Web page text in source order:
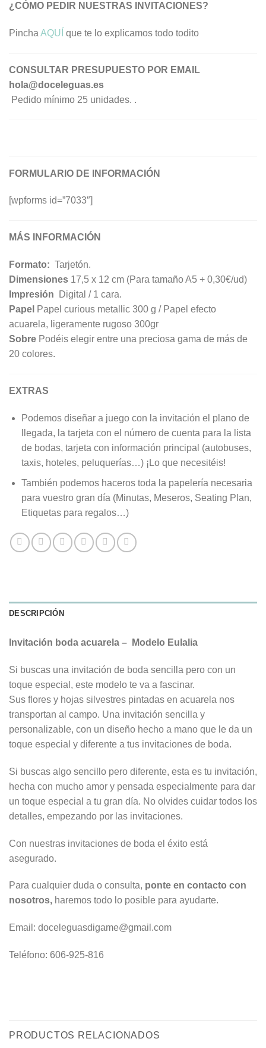
¿CÓMO PEDIR NUESTRAS INVITACIONES?
Pincha AQUÍ que te lo explicamos todo todito
CONSULTAR PRESUPUESTO POR EMAIL
hola@doceleguas.es
Pedido mínimo 25 unidades. .
FORMULARIO DE INFORMACIÓN
[wpforms id=”7033″]
MÁS INFORMACIÓN
Formato: Tarjetón.
Dimensiones 17,5 x 12 cm (Para tamaño A5 + 0,30€/ud)
Impresión
Digital / 1 cara.
Papel Papel curious metallic 300 g / Papel efecto
acuarela, ligeramente rugoso 300gr
Sobre Podéis elegir entre una preciosa gama de más de
20 colores.
EXTRAS
Podemos diseñar a juego con la invitación el plano de
llegada, la tarjeta con el número de cuenta para la lista
de bodas, tarjeta con información principal (autobuses,
taxis, hoteles, peluquerías…) ¡Lo que necesitéis!
También podemos haceros toda la papelería necesaria
para vuestro gran día (Minutas, Meseros, Seating Plan,
Etiquetas para regalos…)
DESCRIPCIÓN
Invitación boda acuarela – Modelo Eulalia
Si buscas una invitación de boda sencilla pero con un
toque especial, este modelo te va a fascinar.
Sus flores y hojas silvestres pintadas en acuarela nos
transportan al campo. Una invitación sencilla y
personalizable, con un diseño hecho a mano que le da un
toque especial y diferente a tus invitaciones de boda.
Si buscas algo sencillo pero diferente, esta es tu invitación,
hecha con mucho amor y pensada especialmente para dar
un toque especial a tu gran día. No olvides cuidar todos los
detalles, empezando por las invitaciones.
Con nuestras invitaciones de boda el éxito está
asegurado.
Para cualquier duda o consulta, ponte en contacto con
nosotros, haremos todo lo posible para ayudarte.
Email: doceleguasdigame@gmail.com
Teléfono: 606-925-816
PRODUCTOS RELACIONADOS